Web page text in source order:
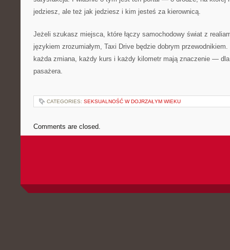
jedziesz, ale też jak jedziesz i kim jesteś za kierownicą.
Jeżeli szukasz miejsca, które łączy samochodowy świat z
językiem zrozumiałym, Taxi Drive będzie dobrym
każda zmiana, każdy kurs i każdy kilometr mają znaczenie —
pasażera.
CATEGORIES: SEKSUALNOŚĆ W DOJRZAŁYM WIEKU
Comments are closed.